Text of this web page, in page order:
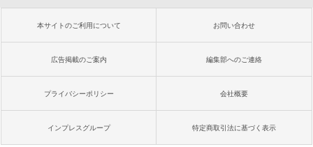
本サイトのご利用について お問い合わせ
広告掲載のご案内 編集部へのご連絡
プライバシーポリシー 会社概要
インプレスグループ 特定商取引法に基づく表示